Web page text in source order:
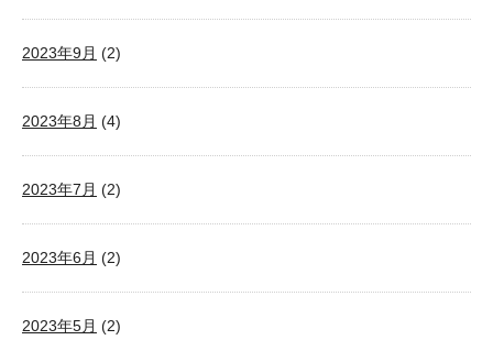
2023年9月 (2)
2023年8月 (4)
2023年7月 (2)
2023年6月 (2)
2023年5月 (2)